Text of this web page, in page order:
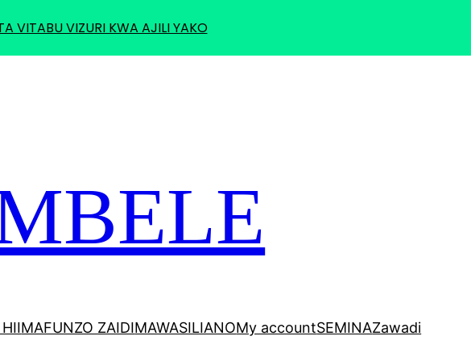
MAFUNZO ZAIDIMAWASILIANOMy accountSEMINAZawadi
VITABU VIZURI KWA AJILI YAKO